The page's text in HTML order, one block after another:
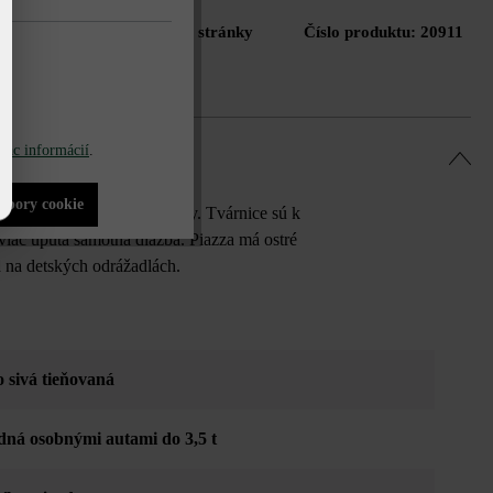
Tlač stránky Číslo produktu: 20911
veľké aj malé plochy. Tvárnice sú k
upúta samotná dlažba. Piazza má ostré
detských odrážadlách.
sivá tieňovaná
osobnými autami do 3,5 t
Viac informácií
cookie